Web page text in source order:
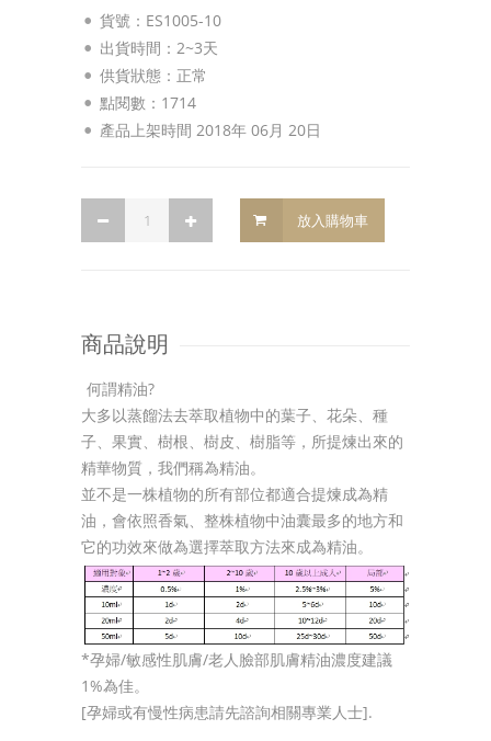
貨號：ES1005-10
出貨時間：2~3天
供貨狀態： 正常
點閱數：1714
產品上架時間 2018年 06月 20日
放入購物車
商品說明
何謂精油?
大多以蒸餾法去萃取植物中的葉子、花朵、種
子、果實、樹根、樹皮、樹脂等，所提煉出來的
精華物質，我們稱為精油。
並不是一株植物的所有部位都適合提煉成為精
油，會依照香氣、整株植物中油囊最多的地方和
它的功效來做為選擇萃取方法來成為精油。
*孕婦/敏感性肌膚/老人臉部肌膚精油濃度建議
1%為佳。
[孕婦或有慢性病患請先諮詢相關專業人士].